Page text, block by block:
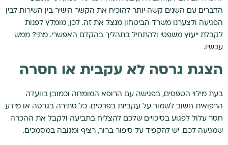
הדברים עם השנים קשה יותר להוכיח את הקשר הישיר בין השירות לבין
הפגיעה ולצערנו משרד הביטחון מנצל את זה. לכן, מומלץ לפנות
לקבלת ייעוץ משפטי ולהתחיל בתהליך בהקדם האפשרי. מתי? ממש
עכשיו.
הצגת גרסה לא עקבית או חסרה
בעת מילוי הטפסים, בפגישה עם הרופא המומחה וכמובן בוועדה
הרפואית חשוב לשמור על עקביות בפרטים. כל סתירה בגרסה או מידע
חסר עלול לפגוע בסיכויים שלכם להצליח בתביעה ולקבל את ההכרה
שמגיעה לכם. יש להקפיד על סיפור ברור, רציף ומגובה במסמכים.